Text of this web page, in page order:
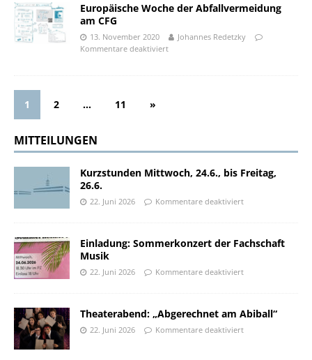
Europäische Woche der Abfallvermeidung
am CFG
13. November 2020
Johannes Redetzky
Kommentare deaktiviert
1 2 … 11 »
MITTEILUNGEN
Kurzstunden Mittwoch, 24.6., bis Freitag,
26.6.
22. Juni 2026 Kommentare deaktiviert
Einladung: Sommerkonzert der Fachschaft
Musik
22. Juni 2026 Kommentare deaktiviert
Theaterabend: „Abgerechnet am Abiball“
22. Juni 2026 Kommentare deaktiviert